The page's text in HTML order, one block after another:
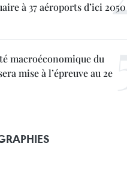
à 37 aéroports d’ici 2050
macroéconomique du
mise à l’épreuve au 2e